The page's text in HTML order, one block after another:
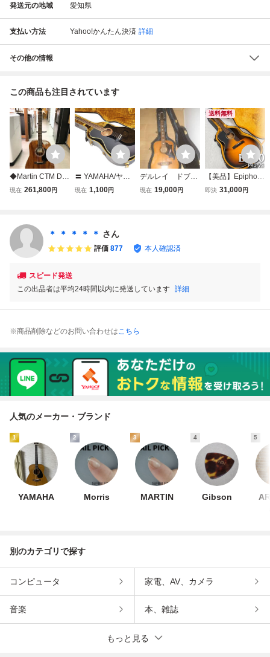
発送元の地域 愛知県
支払い方法 Yahoo!かんたん決済 詳細
その他の情報
この商品も注目されています
◆Martin CTM D-1
2E KOA エレアコ
現在 261,800円
〓 YAMAHA/ヤマ
ハ エレアコ APX-
現在 1,100円
デルレイ ドブ12
弦ギター ＮＷ10
現在 19,000円
送料無料
【美品】Epiphon
e EL-00 PRO/VS
即決 31,000円
＊ ＊ ＊ ＊ ＊ さん
評価 877 本人確認済
スピード発送
この出品者は平均24時間以内に発送しています 詳細
※商品削除などのお問い合わせはこちら
人気のメーカー・ブランド
1
YAMAHA
2
Morris
3
MARTIN
4
Gibson
5
別のカテゴリで探す
コンピュータ 家電、AV、カメラ
音楽 本、雑誌
もっと見る